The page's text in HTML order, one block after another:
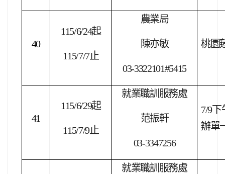
40
115/6/24起
115/7/7止
農業局
陳亦敏
03-3322101#5415
桃園
41
115/6/29起
115/7/9止
就業職訓服務處
范振軒
03-3347256
7/9下
辦單
就業職訓服務處